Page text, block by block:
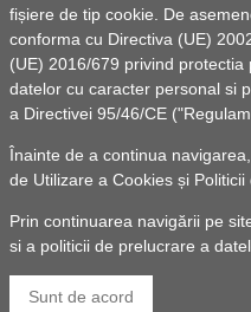
fișiere de tip cookie. De
conforma cu Directiva (UE)
(UE) 2016/679 privind
datelor cu caracter personal si
a Directivei 95/46/CE
Înainte de a continua
de Utilizare a Cookies și
Prin continuarea navigării pe
si a politicii de prelucrare a
Sunt de acord